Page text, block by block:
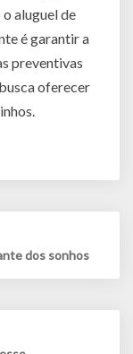
aluguel de
é garantir a
preventivas
oferecer
dos sonhos